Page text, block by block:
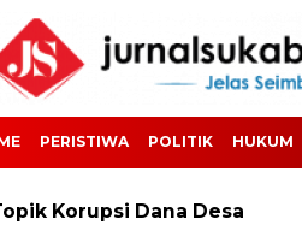
PERISTIWA POLITIK HUKUM
Korupsi Dana Desa